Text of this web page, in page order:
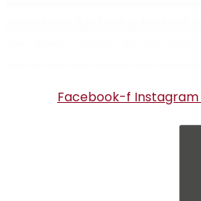
Facebook-f Instagram